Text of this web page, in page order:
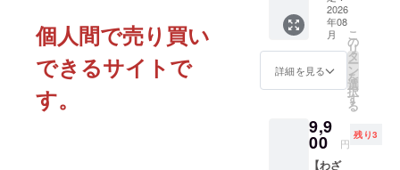
個人間で売り買い
できるサイトで
す。
張りた
い方は
リンク
ご記載
くださ
い -------
-----------
-----------
- ①【必
（掲載
希望し
ない場
収書が
必要な
方はご
支援
後、
申し付
けくだ
さい ★
2025年
8月～
2027年
3月 ※事
業者
や実名
等 ★こ
のリ
わ本リ
リース
後、サ
イト内
でご利
用頂け
るクー
です※
・本リ
リース
後、
2026
年08
月
詳細を見る
こ
の
リ
タ
ー
ン
を
選
択
す
る
9,9
00 円
残り3
【わざ